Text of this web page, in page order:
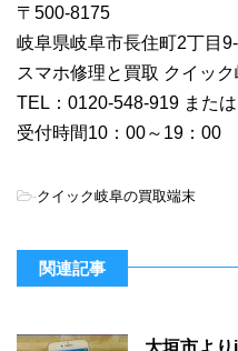
〒500-8175
岐阜県岐阜市長住町2丁目
スマホ修理と買取 クイッ
TEL：0120-548-919 また
受付時間10：00～19：00
-クイック岐阜の買取端末
関連記事
大垣市よ